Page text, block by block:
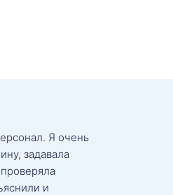
Я очень
задавала
и